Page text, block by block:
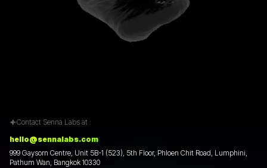
Contact Senna Labs at :
hello@sennalabs.com
999 Gaysorn Centre, Unit 5B-1 (523), 5th Floor, Phloen Chit Road, Lumphini,
Pathum Wan, Bangkok 10330